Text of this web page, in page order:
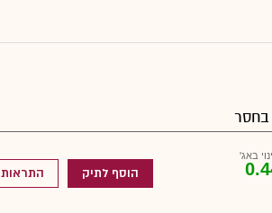
בחסר
באג'
הוסף לתיק התראות